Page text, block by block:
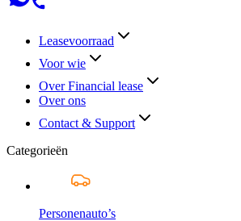
Leasevoorraad
Voor wie
Over Financial lease
Over ons
Contact & Support
Categorieën
Personenauto’s